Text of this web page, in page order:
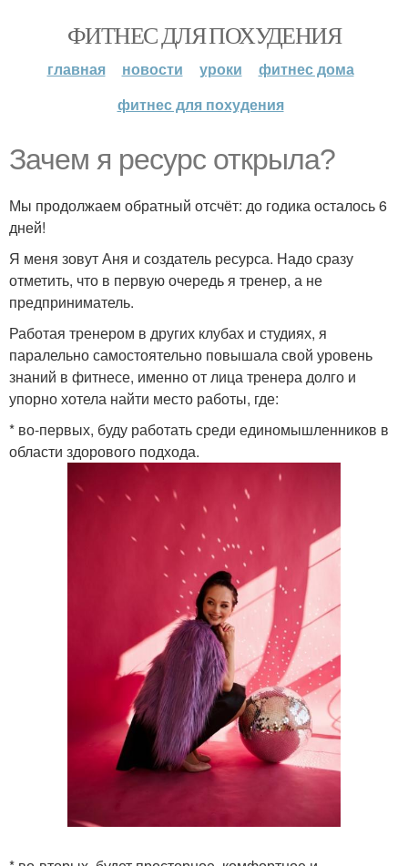
ФИТНЕС ДЛЯ ПОХУДЕНИЯ
главная новости уроки
фитнес дома
фитнес для похудения
Зачем я ресурс открыла?
Мы продолжаем обратный отсчёт: до годика осталось 6
дней!
Я меня зовут Аня и создатель ресурса. Надо сразу
отметить, что в первую очередь я тренер, а не
предприниматель.
Работая тренером в других клубах и студиях, я
паралельно самостоятельно повышала свой уровень
знаний в фитнесе, именно от лица тренера долго и
упорно хотела найти место работы, где:
* во-первых, буду работать среди единомышленников в
области здорового подхода.